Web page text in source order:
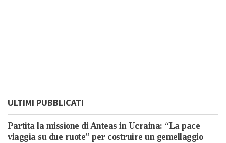
ULTIMI PUBBLICATI
Partita la missione di Anteas in Ucraina: “La pace
viaggia su due ruote” per costruire un gemellaggio